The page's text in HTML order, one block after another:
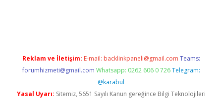
Reklam ve İletişim: E-mail: backlinkpaneli@gmail.com Teams:
forumhizmeti@gmail.com Whatsapp: 0262 606 0 726 Telegram:
@karabul
Yasal Uyarı: Sitemiz, 5651 Sayılı Kanun gereğince Bilgi Teknolojileri